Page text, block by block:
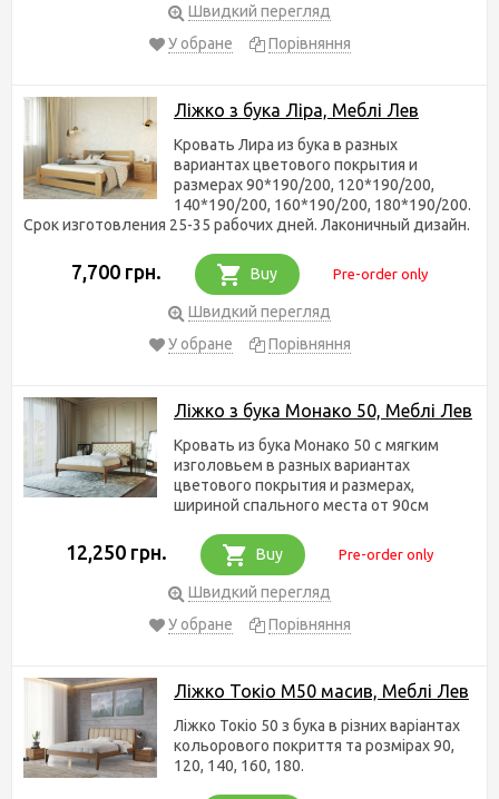
Швидкий перегляд
У обране
Порівняння
Ліжко з бука Ліра, Меблі Лев
Кровать Лира из бука в разных
вариантах цветового покрытия и
размерах 90*190/200, 120*190/200,
140*190/200, 160*190/200, 180*190/200.
Срок изготовления 25-35 рабочих дней. Лаконичный дизайн.
7,700 грн. Buy Pre-order only
Швидкий перегляд
У обране
Порівняння
Ліжко з бука Монако 50, Меблі Лев
Кровать из бука Монако 50 с мягким
изголовьем в разных вариантах
цветового покрытия и размерах,
шириной спального места от 90см
12,250 грн. Buy Pre-order only
Швидкий перегляд
У обране
Порівняння
Ліжко Токіо М50 масив, Меблі Лев
Ліжко Токіо 50 з бука в різних варіантах
кольорового покриття та розмірах 90,
120, 140, 160, 180.